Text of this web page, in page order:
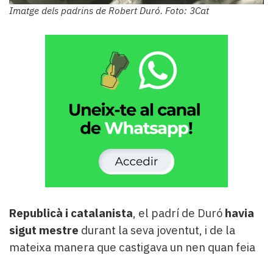
Imatge dels padrins de Robert Duró. Foto: 3Cat
Republicà i catalanista, el padrí de Duró havia
sigut mestre durant la seva joventut, i de la
mateixa manera que castigava un nen quan feia